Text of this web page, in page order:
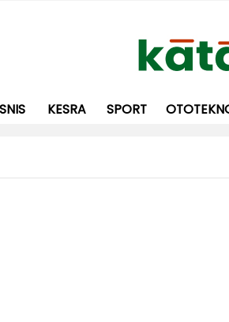
KESRA SPORT